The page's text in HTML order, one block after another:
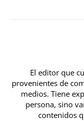
El editor que
provenientes de
medios. Tiene
persona, sino
contenidos